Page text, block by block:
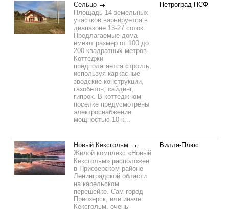
Сельцо
Площадь 14 земельных
участков варьируется в
диапазоне 13-27 соток.
Предлагаемые дома
имеют размер от 100 до
200 квадратных метров.
Коттеджи
предполагается строить,
используя каркасные
зводские конструкции,
газобетон, сайдинг,
гипрок. В коттеджном
поселке предусмотрены
электроснабжение
мощностью 10 к...
Петроград ПСФ
Новый Кексгольм
Жилой комплекс «Новый
Кексгольм» расположен
в Приозерском районе
Ленинградской области
на карельском
перешейке. Сам город
Приозерск, или иначе
Кексгольм, очень
Вилла-Плюс